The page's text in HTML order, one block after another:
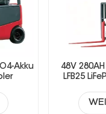
Akku
48V
LFB25